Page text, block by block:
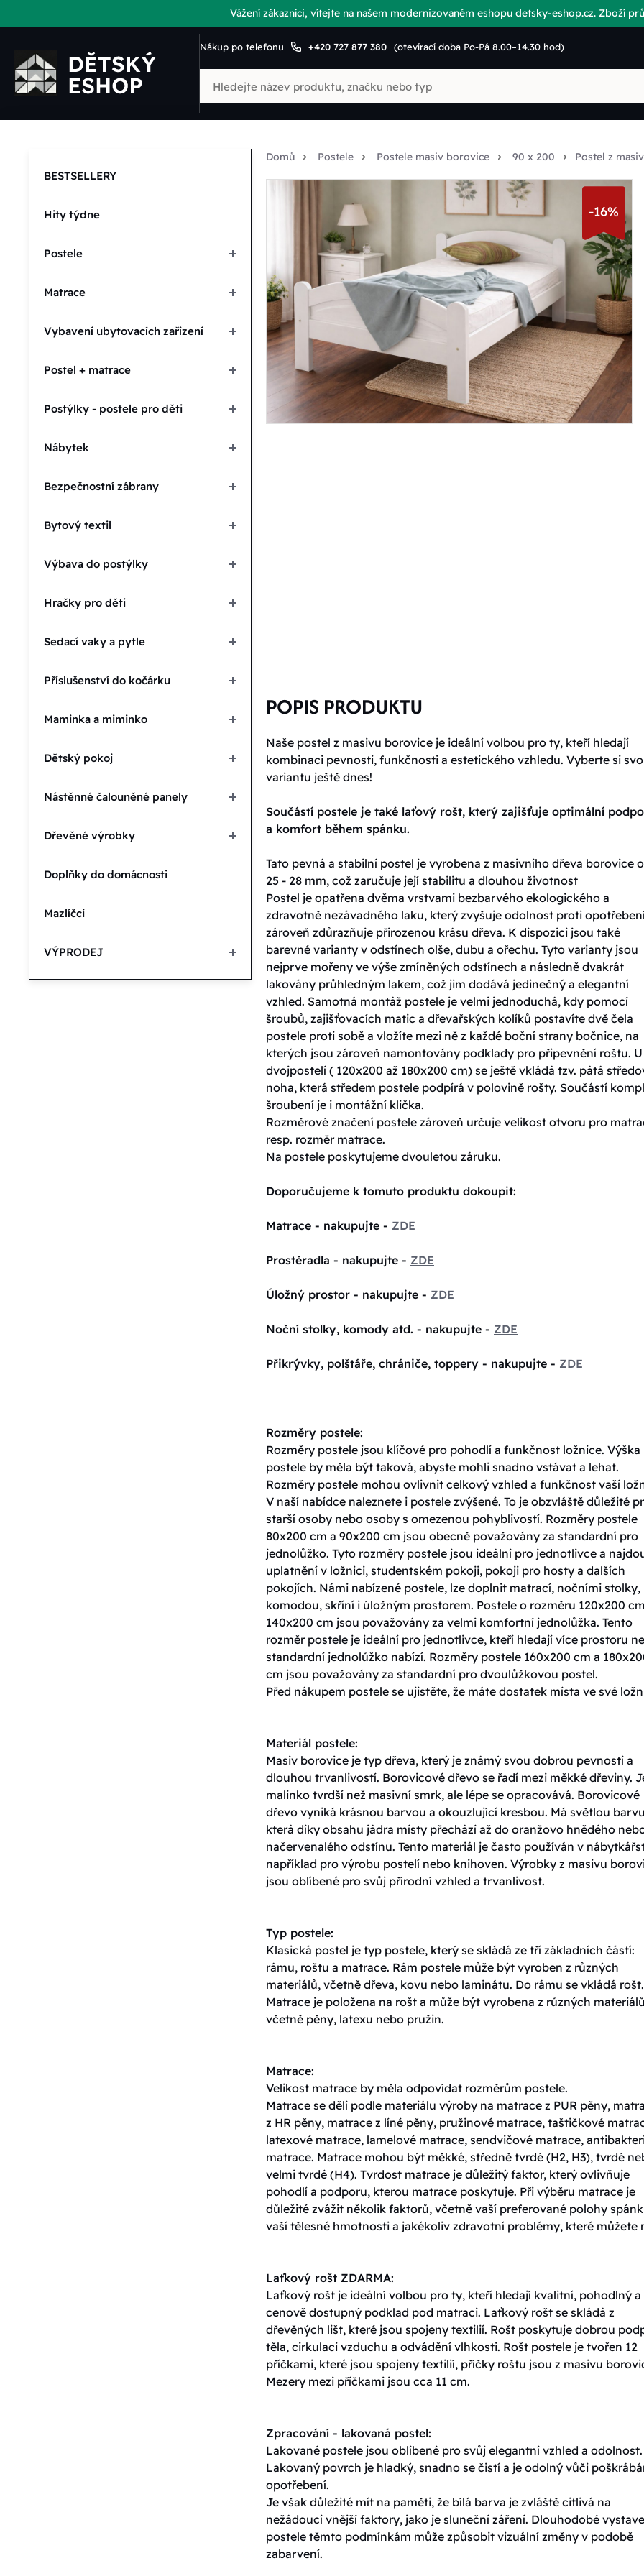
Vážení zákazníci, vítejte na našem modernizovaném eshopu detsky-eshop.cz. Zboží
Nákup po telefonu +420 727 877 380 (otevírací doba Po-Pá 8.00–14.30 hod)
BESTSELLERY
Hity týdne
Postele
Matrace
Vybavení ubytovacích zařízení
Postel + matrace
Postýlky - postele pro děti
Nábytek
Bezpečnostní zábrany
Bytový textil
Výbava do postýlky
Hračky pro děti
Sedací vaky a pytle
Příslušenství do kočárku
Maminka a miminko
Dětský pokoj
Nástěnné čalouněné panely
Dřevěné výrobky
Doplňky do domácnosti
Mazlíčci
VÝPRODEJ
Domů Postele Postele masiv borovice 90 x 200 Postel z
-16%
POPIS PRODUKTU
Naše postel z masivu borovice je ideální volbou pro ty, kteří hledají
kombinaci pevnosti, funkčnosti a estetického vzhledu. Vyberte si
variantu ještě dnes!
Součástí postele je také laťový rošt, který zajišťuje optimální
a komfort během spánku.
Tato pevná a stabilní postel je vyrobena z masivního dřeva borovice
25 - 28 mm, což zaručuje její stabilitu a dlouhou životnost
Postel je opatřena dvěma vrstvami bezbarvého ekologického a
zdravotně nezávadného laku, který zvyšuje odolnost proti
zároveň zdůrazňuje přirozenou krásu dřeva. K dispozici jsou také
barevné varianty v odstínech olše, dubu a ořechu. Tyto varianty jsou
nejprve mořeny ve výše zmíněných odstínech a následně dvakrát
lakovány průhledným lakem, což jim dodává jedinečný a elegantní
vzhled. Samotná montáž postele je velmi jednoduchá, kdy pomocí
šroubů, zajišťovacích matic a dřevařských kolíků postavíte dvě čela
postele proti sobě a vložíte mezi ně z každé boční strany bočnice, na
kterých jsou zároveň namontovány podklady pro připevnění roštu. U
dvojpostelí ( 120x200 až 180x200 cm) se ještě vkládá tzv. pátá
noha, která středem postele podpírá v polovině rošty. Součástí
šroubení je i montážní klička.
Rozměrové značení postele zároveň určuje velikost otvoru pro
resp. rozměr matrace.
Na postele poskytujeme dvouletou záruku.
Doporučujeme k tomuto produktu dokoupit:
Matrace - nakupujte - ZDE
Prostěradla - nakupujte - ZDE
Úložný prostor - nakupujte - ZDE
Noční stolky, komody atd. - nakupujte - ZDE
Přikrývky, polštáře, chrániče, toppery - nakupujte - ZDE
Rozměry postele:
Rozměry postele jsou klíčové pro pohodlí a funkčnost ložnice. Výška
postele by měla být taková, abyste mohli snadno vstávat a lehat.
Rozměry postele mohou ovlivnit celkový vzhled a funkčnost vaší
V naší nabídce naleznete i postele zvýšené. To je obzvláště důležité
starší osoby nebo osoby s omezenou pohyblivostí. Rozměry postele
80x200 cm a 90x200 cm jsou obecně považovány za standardní pro
jednolůžko. Tyto rozměry postele jsou ideální pro jednotlivce a
uplatnění v ložnici, studentském pokoji, pokoji pro hosty a dalších
pokojích. Námi nabízené postele, lze doplnit matrací, nočními stolky,
komodou, skříní i úložným prostorem. Postele o rozměru 120x200
140x200 cm jsou považovány za velmi komfortní jednolůžka. Tento
rozměr postele je ideální pro jednotlivce, kteří hledají více prostoru
standardní jednolůžko nabízí. Rozměry postele 160x200 cm a
cm jsou považovány za standardní pro dvoulůžkovou postel.
Před nákupem postele se ujistěte, že máte dostatek místa ve své
Materiál postele:
Masiv borovice je typ dřeva, který je známý svou dobrou pevností a
dlouhou trvanlivostí. Borovicové dřevo se řadí mezi měkké dřeviny.
malinko tvrdší než masivní smrk, ale lépe se opracovává. Borovicové
dřevo vyniká krásnou barvou a okouzlující kresbou. Má světlou
která díky obsahu jádra místy přechází až do oranžovo hnědého
načervenalého odstínu. Tento materiál je často používán v
například pro výrobu postelí nebo knihoven. Výrobky z masivu
jsou oblíbené pro svůj přírodní vzhled a trvanlivost.
Typ postele:
Klasická postel je typ postele, který se skládá ze tří základních částí:
rámu, roštu a matrace. Rám postele může být vyroben z různých
materiálů, včetně dřeva, kovu nebo laminátu. Do rámu se vkládá rošt.
Matrace je položena na rošt a může být vyrobena z různých
včetně pěny, latexu nebo pružin.
Matrace:
Velikost matrace by měla odpovídat rozměrům postele.
Matrace se dělí podle materiálu výroby na matrace z PUR pěny,
z HR pěny, matrace z líné pěny, pružinové matrace, taštičkové
latexové matrace, lamelové matrace, sendvičové matrace,
matrace. Matrace mohou být měkké, středně tvrdé (H2, H3), tvrdé
velmi tvrdé (H4). Tvrdost matrace je důležitý faktor, který ovlivňuje
pohodlí a podporu, kterou matrace poskytuje. Při výběru matrace je
důležité zvážit několik faktorů, včetně vaší preferované polohy
vaší tělesné hmotnosti a jakékoliv zdravotní problémy, které můžete
Laťkový rošt ZDARMA:
Laťkový rošt je ideální volbou pro ty, kteří hledají kvalitní, pohodlný a
cenově dostupný podklad pod matraci. Laťkový rošt se skládá z
dřevěných lišt, které jsou spojeny textilií. Rošt poskytuje dobrou
těla, cirkulaci vzduchu a odvádění vlhkosti. Rošt postele je tvořen 12
příčkami, které jsou spojeny textilií, příčky roštu jsou z masivu
Mezery mezi příčkami jsou cca 11 cm.
Zpracování - lakovaná postel:
Lakované postele jsou oblíbené pro svůj elegantní vzhled a odolnost.
Lakovaný povrch je hladký, snadno se čistí a je odolný vůči
opotřebení.
Je však důležité mít na paměti, že bílá barva je zvláště citlivá na
nežádoucí vnější faktory, jako je sluneční záření. Dlouhodobé
postele těmto podmínkám může způsobit vizuální změny v podobě
zabarvení.